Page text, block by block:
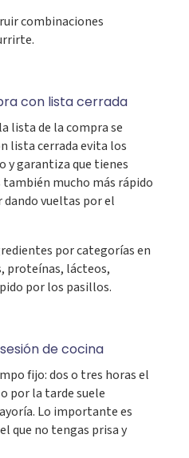
combinaciones
con lista cerrada
lista de la compra se
lista cerrada evita los
y garantiza que tienes
también mucho más rápido
vueltas por el
por categorías en
proteínas, lácteos,
por los pasillos.
de cocina
fijo: dos o tres horas el
por la tarde suele
Lo importante es
que no tengas prisa y